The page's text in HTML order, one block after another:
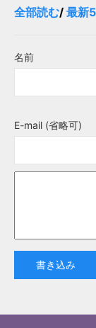
全部読む/ 最新
名前
E-mail (省略可)
書き込み